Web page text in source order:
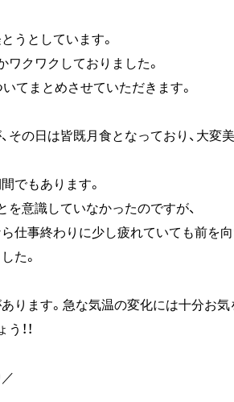
うとしています。
クワクしておりました。
てまとめさせていただきます。
その日は皆既月食となっており、大変
でもあります。
意識していなかったのですが、
仕事終わりに少し疲れていても前を向
た。
ます。急な気温の変化には十分お気
！！